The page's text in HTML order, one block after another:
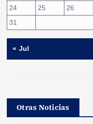
24
25 26
31
« Jul
Otras Noticias